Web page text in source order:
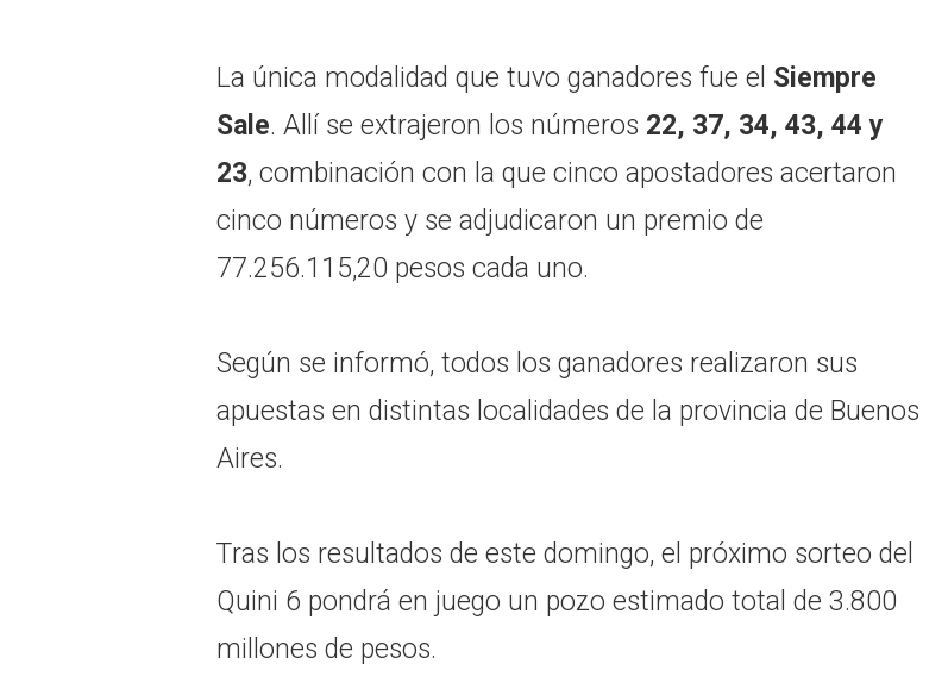
La única modalidad que tuvo ganadores fue el Siempre
Sale. Allí se extrajeron los números 22, 37, 34, 43, 44 y
23, combinación con la que cinco apostadores acertaron
cinco números y se adjudicaron un premio de
77.256.115,20 pesos cada uno.
Según se informó, todos los ganadores realizaron sus
apuestas en distintas localidades de la provincia de Buenos
Aires.
Tras los resultados de este domingo, el próximo sorteo del
Quini 6 pondrá en juego un pozo estimado total de 3.800
millones de pesos.